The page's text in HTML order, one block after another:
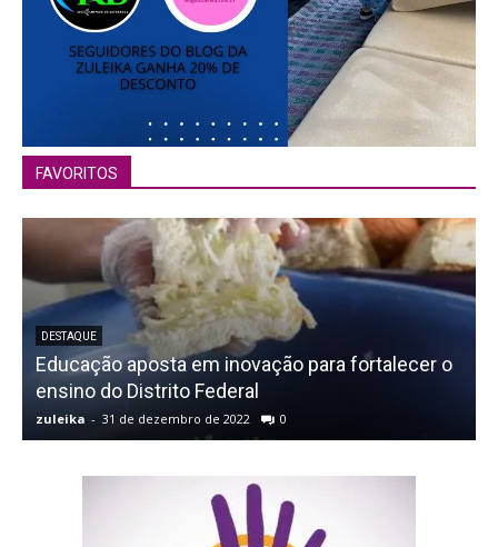
FAVORITOS
DESTAQUE
Educação aposta em inovação para fortalecer o
ensino do Distrito Federal
zuleika - 31 de dezembro de 2022 0